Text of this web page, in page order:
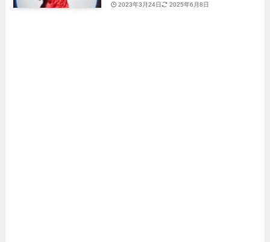
2023年3月24日 2025年6月8日